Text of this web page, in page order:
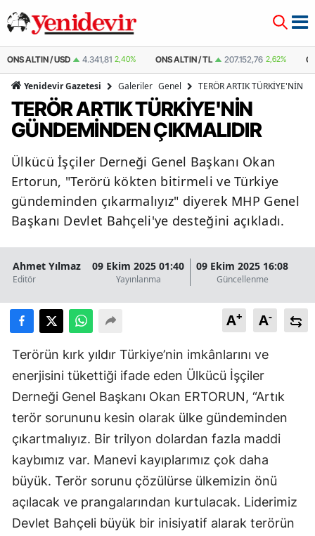
4.341,81 2,40% ONS ALTIN / TL 207.152,76 2,62% ÇEYREK ALTIN
Yenidevir Gazetesi Galeriler Genel TERÖR ARTIK TÜRKİYE'NİN
TERÖR ARTIK TÜRKİYE'NİN
GÜNDEMİNDEN ÇIKMALIDIR
Ülkücü İşçiler Derneği Genel Başkanı Okan
Ertorun, "Terörü kökten bitirmeli ve Türkiye
gündeminden çıkarmalıyız" diyerek MHP Genel
Başkanı Devlet Bahçeli'ye desteğini açıkladı.
Ahmet Yılmaz
Editör
09 Ekim 2025 01:40
Yayınlanma
09 Ekim 2025 16:08
Güncellenme
A+ A-
Terörün kırk yıldır Türkiye’nin imkânlarını ve
enerjisini tükettiği ifade eden Ülkücü İşçiler
Derneği Genel Başkanı Okan ERTORUN, “Artık
terör sorununu kesin olarak ülke gündeminden
çıkartmalıyız. Bir trilyon dolardan fazla maddi
kaybımız var. Manevi kayıplarımız çok daha
büyük. Terör sorunu çözülürse ülkemizin önü
açılacak ve prangalarından kurtulacak. Liderimiz
Devlet Bahçeli büyük bir inisiyatif alarak terörün